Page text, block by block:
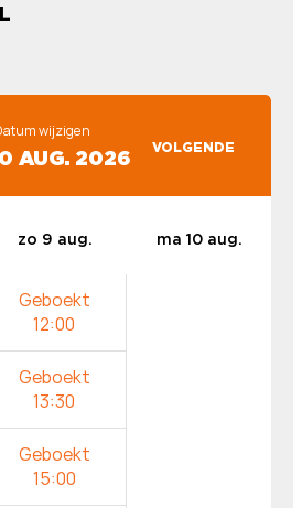
wijzigen
AUG. 2026 VOLGENDE
zo 9 aug. ma 10 aug.